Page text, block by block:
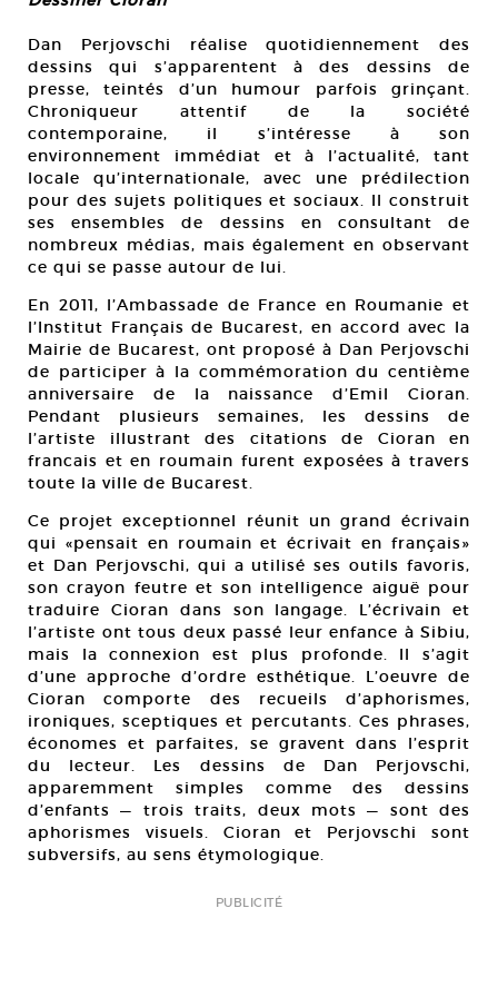
Dan Perjovschi réalise quotidiennement des
dessins qui s’apparentent à des dessins de
presse, teintés d’un humour parfois grinçant.
Chroniqueur attentif de la société
contemporaine, il s’intéresse à son
environnement immédiat et à l’actualité, tant
locale qu’internationale, avec une prédilection
pour des sujets politiques et sociaux. Il construit
ses ensembles de dessins en consultant de
nombreux médias, mais également en observant
ce qui se passe autour de lui.
En 2011, l’Ambassade de France en Roumanie et
l’Institut Français de Bucarest, en accord avec la
Mairie de Bucarest, ont proposé à Dan Perjovschi
de participer à la commémoration du centième
anniversaire de la naissance d’Emil Cioran.
Pendant plusieurs semaines, les dessins de
l’artiste illustrant des citations de Cioran en
francais et en roumain furent exposées à travers
toute la ville de Bucarest.
Ce projet exceptionnel réunit un grand écrivain
qui «pensait en roumain et écrivait en français»
et Dan Perjovschi, qui a utilisé ses outils favoris,
son crayon feutre et son intelligence aiguë pour
traduire Cioran dans son langage. L’écrivain et
l’artiste ont tous deux passé leur enfance à Sibiu,
mais la connexion est plus profonde. Il s’agit
d’une approche d’ordre esthétique. L’oeuvre de
Cioran comporte des recueils d’aphorismes,
ironiques, sceptiques et percutants. Ces phrases,
économes et parfaites, se gravent dans l’esprit
du lecteur. Les dessins de Dan Perjovschi,
apparemment simples comme des dessins
d’enfants — trois traits, deux mots — sont des
aphorismes visuels. Cioran et Perjovschi sont
subversifs, au sens étymologique.
PUBLICITÉ